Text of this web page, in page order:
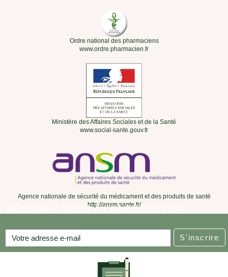
Ordre national des pharmaciens
www.ordre.pharmacien.fr
Ministère des Affaires Sociales et de la Santé
www.social-sante.gouv.fr
Agence nationale de sécurité du médicament et des produits de santé
http://ansm.sante.fr/
INSCRIVEZ-VOUS À LA NEWSLETTER
S'inscrire